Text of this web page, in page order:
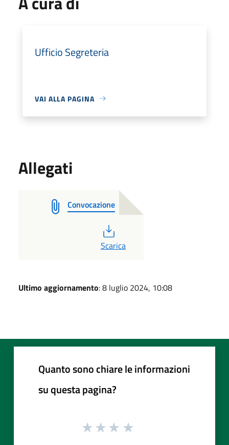
Ufficio Segreteria
VAI ALLA PAGINA
Allegati
Convocazione
PDF
Scarica
Ultimo aggiornamento: 8 luglio 2024, 10:08
Quanto sono chiare le informazioni
su questa pagina?